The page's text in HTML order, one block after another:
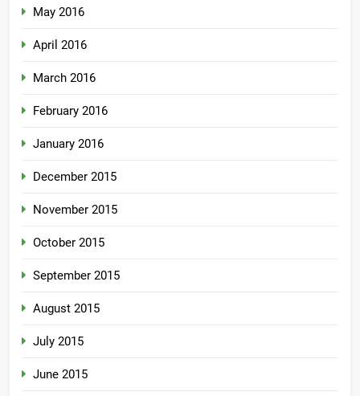
May 2016
April 2016
March 2016
February 2016
January 2016
December 2015
November 2015
October 2015
September 2015
August 2015
July 2015
June 2015